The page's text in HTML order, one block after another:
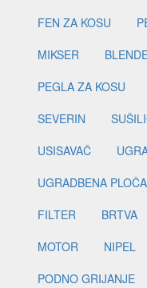
FEN ZA KOSU
MIKSER
PEGLA ZA KOSU
SEVERIN
USISAVAČ
UGRADBENA PLOČA
FILTER
BRTVA
MOTOR
NIPEL
PODNO GRIJANJE